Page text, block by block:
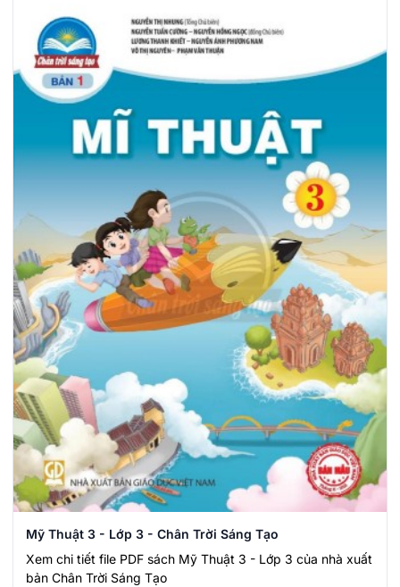
Mỹ Thuật 3 - Lớp 3 - Chân Trời Sáng Tạo
Xem chi tiết file PDF sách Mỹ Thuật 3 - Lớp 3 của nhà xuất
bản Chân Trời Sáng Tạo